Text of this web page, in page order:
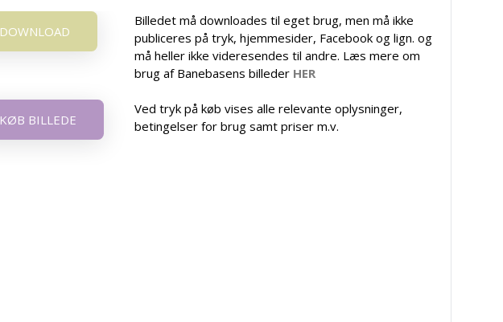
DOWNLOAD
Billedet må downloades til eget brug, men må ikke
publiceres på tryk, hjemmesider, Facebook og lign. og
må heller ikke videresendes til andre. Læs mere om
brug af Banebasens billeder HER
KØB BILLEDE
Ved tryk på køb vises alle relevante oplysninger,
betingelser for brug samt priser m.v.